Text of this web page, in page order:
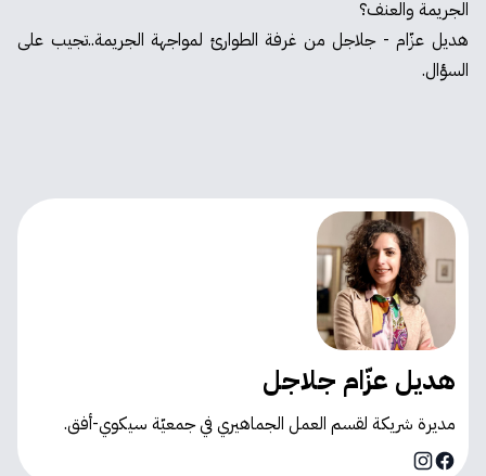
الجريمة والعنف؟
هديل عزّام - جلاجل من غرفة الطوارئ لمواجهة الجريمة..تجيب على
السؤال.
هديل عزّام جلاجل
مديرة شريكة لقسم العمل الجماهيري في جمعيّة سيكوي-أفق.
Facebook
Instagram